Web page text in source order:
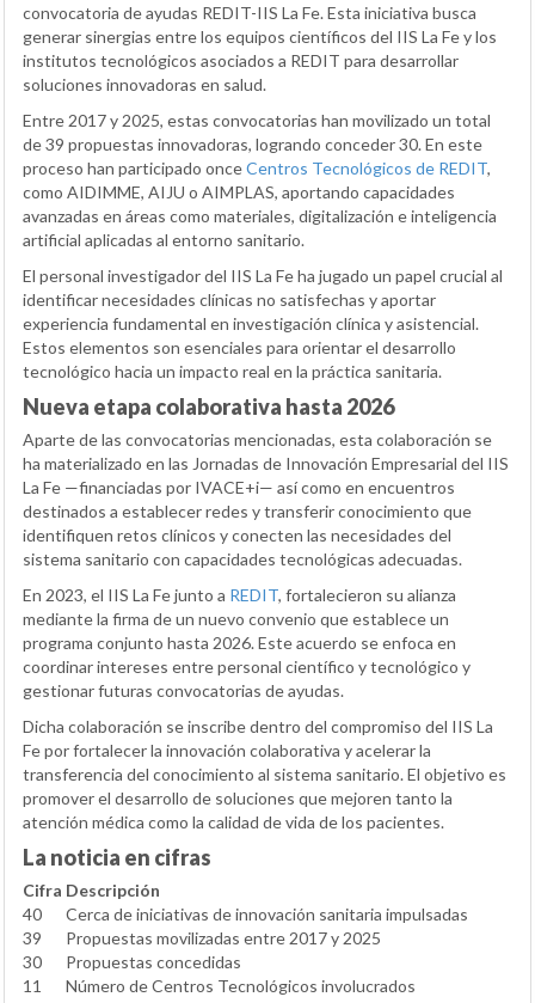
convocatoria de ayudas REDIT-IIS La Fe. Esta iniciativa busca
generar sinergias entre los equipos científicos del IIS La Fe y los
institutos tecnológicos asociados a REDIT para desarrollar
soluciones innovadoras en salud.
Entre 2017 y 2025, estas convocatorias han movilizado un total
de 39 propuestas innovadoras, logrando conceder 30. En este
proceso han participado onceCentros Tecnológicos de REDIT,
como AIDIMME, AIJU o AIMPLAS, aportando capacidades
avanzadas en áreas como materiales, digitalización e inteligencia
artificial aplicadas al entorno sanitario.
El personal investigador del IIS La Fe ha jugado un papel crucial al
identificar necesidades clínicas no satisfechas y aportar
experiencia fundamental en investigación clínica y asistencial.
Estos elementos son esenciales para orientar el desarrollo
tecnológico hacia un impacto real en la práctica sanitaria.
Nueva etapa colaborativa hasta 2026
Aparte de las convocatorias mencionadas, esta colaboración se
ha materializado en las Jornadas de Innovación Empresarial del IIS
La Fe —financiadas por IVACE+i— así como en encuentros
destinados a establecer redes y transferir conocimiento que
identifiquen retos clínicos y conecten las necesidades del
sistema sanitario con capacidades tecnológicas adecuadas.
En 2023, el IIS La Fe junto a REDIT, fortalecieron su alianza
mediante la firma de un nuevo convenio que establece un
programa conjunto hasta 2026. Este acuerdo se enfoca en
coordinar intereses entre personal científico y tecnológico y
gestionar futuras convocatorias de ayudas.
Dicha colaboración se inscribe dentro del compromiso del IIS La
Fe por fortalecer la innovación colaborativa y acelerar la
transferencia del conocimiento al sistema sanitario. El objetivo es
promover el desarrollo de soluciones que mejoren tanto la
atención médica como la calidad de vida de los pacientes.
La noticia en cifras
Cifra Descripción
40
Cerca de iniciativas de innovación sanitaria impulsadas
39
Propuestas movilizadas entre 2017 y 2025
30
Propuestas concedidas
11
Número de Centros Tecnológicos involucrados